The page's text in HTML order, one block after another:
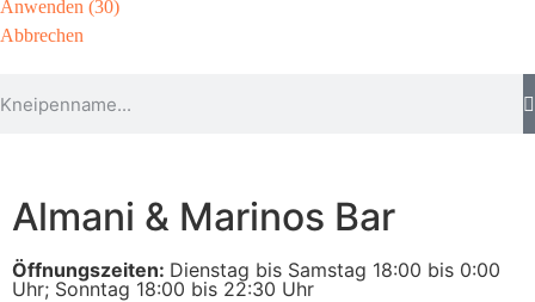
Anwenden (30)
Abbrechen
Almani & Marinos Bar
Öffnungszeiten: Dienstag bis Samstag 18:00 bis 0:00
Uhr; Sonntag 18:00 bis 22:30 Uhr